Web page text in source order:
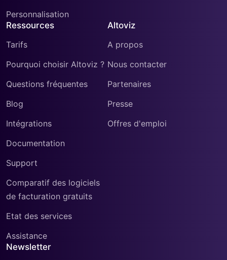
Personnalisation
Ressources
Tarifs
Pourquoi choisir Altoviz ?
Questions fréquentes
Blog
Intégrations
Documentation
Support
Comparatif des logiciels
de facturation gratuits
Etat des services
Assistance
Altoviz
A propos
Nous contacter
Partenaires
Presse
Offres d'emploi
Newsletter